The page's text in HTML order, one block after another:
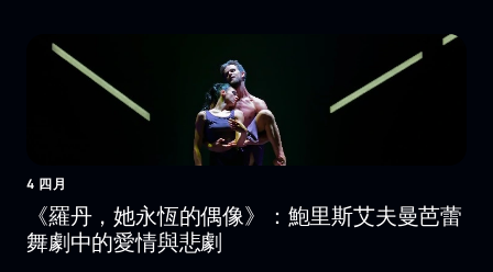
4 四月
《羅丹，她永恆的偶像》：鮑里斯艾夫曼芭蕾
舞劇中的愛情與悲劇